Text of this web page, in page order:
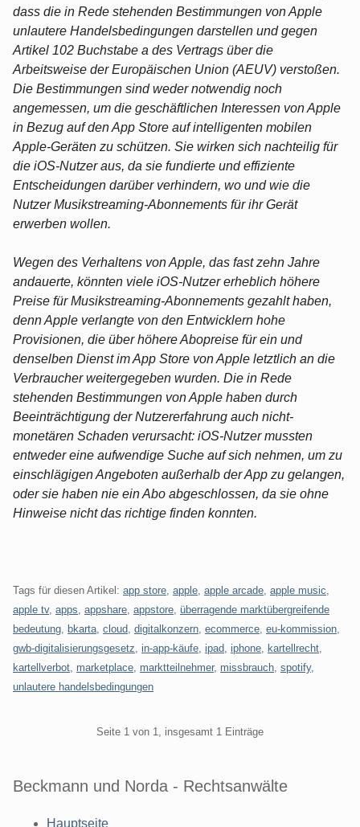
dass die in Rede stehenden Bestimmungen von Apple
unlautere Handelsbedingungen darstellen und gegen
Artikel 102 Buchstabe a des Vertrags über die
Arbeitsweise der Europäischen Union (AEUV) verstoßen.
Die Bestimmungen sind weder notwendig noch
angemessen, um die geschäftlichen Interessen von Apple
in Bezug auf den App Store auf intelligenten mobilen
Apple-Geräten zu schützen. Sie wirken sich nachteilig für
die iOS-Nutzer aus, da sie fundierte und effiziente
Entscheidungen darüber verhindern, wo und wie die
Nutzer Musikstreaming-Abonnements für ihr Gerät
erwerben wollen.
Wegen des Verhaltens von Apple, das fast zehn Jahre
andauerte, könnten viele iOS-Nutzer erheblich höhere
Preise für Musikstreaming-Abonnements gezahlt haben,
denn Apple verlangte von den Entwicklern hohe
Provisionen, die über höhere Abopreise für ein und
denselben Dienst im App Store von Apple letztlich an die
Verbraucher weitergegeben wurden. Die in Rede
stehenden Bestimmungen von Apple haben durch
Beeinträchtigung der Nutzererfahrung auch nicht-
monetären Schaden verursacht: iOS-Nutzer mussten
entweder eine aufwendige Suche auf sich nehmen, um zu
einschlägigen Angeboten außerhalb der App zu gelangen,
oder sie haben nie ein Abo abgeschlossen, da sie ohne
Hinweise nicht das richtige finden konnten.
Tags für diesen Artikel: app store apple apple arcade apple music
apple tv, apps appshare appstore überragende marktübergreifende
bedeutung
bkarta cloud digitalkonzern ecommerce eu-kommission
gwb-digitalisierungsgesetz in-app-käufe ipad iphone kartellrecht
kartellverbot marketplace marktteilnehmer, missbrauch spotify,
unlautere handelsbedingungen
Seite 1 von 1, insgesamt 1 Einträge
Beckmann und Norda - Rechtsanwälte
Hauptseite